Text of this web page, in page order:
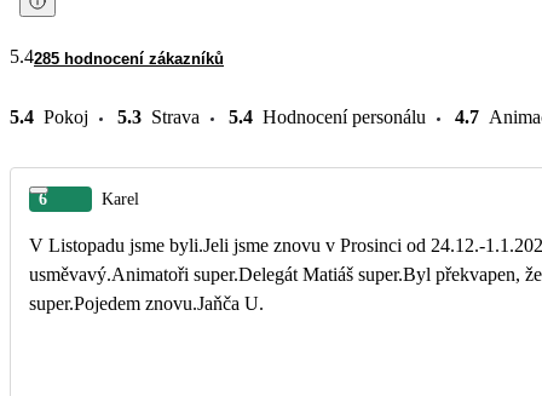
5.4285 hodnocení zákazníků
5.4 Pokoj 5.3 Strava 5.4 Hodnocení personálu 4.7
6 Karel
V Listopadu jsme byli.Jeli jsme znovu v Prosinci od 24.12.-
usměvavý.Animatoři super.Delegát Matiáš super.Byl překvapen,
super.Pojedem znovu.Jaňča U.